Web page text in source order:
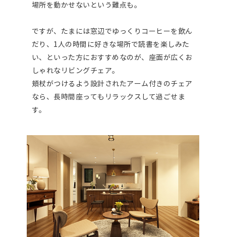
場所を動かせないという難点も。
ですが、たまには窓辺でゆっくりコーヒーを飲ん
だり、1人の時間に好きな場所で読書を楽しみた
い、といった方におすすめなのが、座面が広くお
しゃれなリビングチェア。
頬杖がつけるよう設計されたアーム付きのチェア
なら、長時間座ってもリラックスして過ごせま
す。